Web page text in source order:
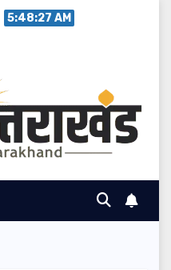
5:48:28 AM